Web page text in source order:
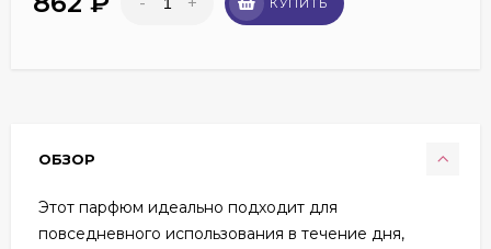
КУПИТЬ
ОБЗОР
Этот парфюм идеально подходит для
повседневного использования в течение дня,